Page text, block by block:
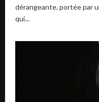
dérangeante, portée par
qui...